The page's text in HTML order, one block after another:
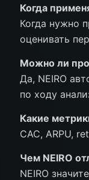
Когда
Когда нужно
оценивать
Можно ли
Да, NEIRO
по ходу
Какие
CAC, ARPU,
Чем NEIRO
NEIRO